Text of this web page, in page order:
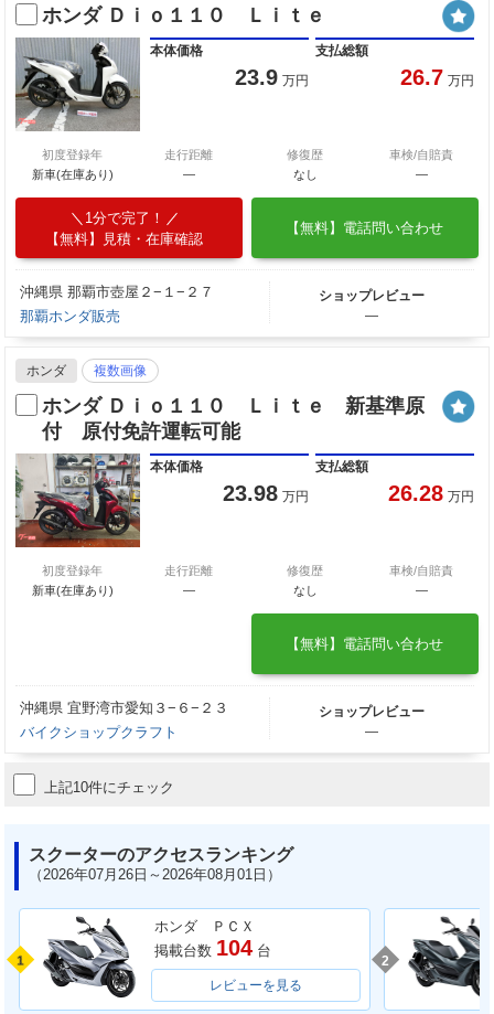
ホンダ Ｄｉｏ１１０ Ｌｉｔｅ
本体価格
23.9 万円
支払総額
26.7 万円
初度登録年
新車(在庫あり)
走行距離
―
修復歴
なし
車検/自賠責
―
1分で完了！
【無料】見積・在庫確認
【無料】電話問い合わせ
沖縄県 那覇市壺屋２−１−２７
那覇ホンダ販売
ショップレビュー
―
ホンダ 複数画像
ホンダ Ｄｉｏ１１０ Ｌｉｔｅ 新基準原
付 原付免許運転可能
本体価格
23.98 万円
支払総額
26.28 万円
初度登録年
新車(在庫あり)
走行距離
―
修復歴
なし
車検/自賠責
―
【無料】電話問い合わせ
沖縄県 宜野湾市愛知３−６−２３
バイクショップクラフト
ショップレビュー
―
上記10件にチェック
スクーターのアクセスランキング
（2026年07月26日～2026年08月01日）
1
ホンダ ＰＣＸ
掲載台数 104 台
レビューを見る
2